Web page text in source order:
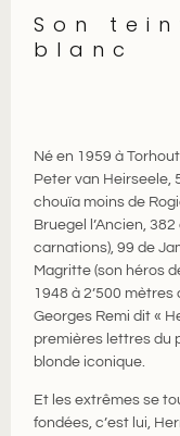
Son
blanc
Né en 1959 à
Peter van Heirseele,
chouïa moins de
Bruegel l’Ancien,
carnations), 99 de
Magritte (son héros
1948 à 2’500
Georges Remi dit «
premières lettres du
blonde iconique.
Et les extrêmes se
fondées, c’est lui,